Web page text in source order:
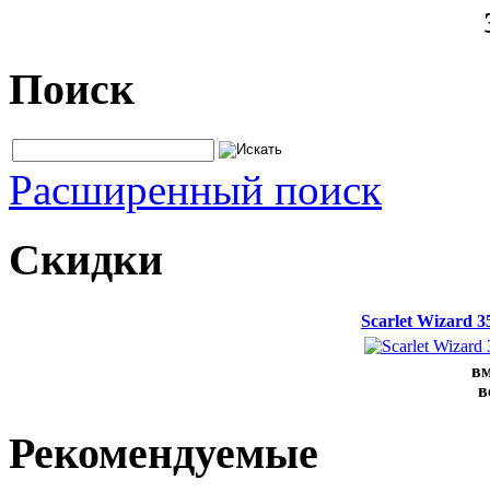
Поиск
Расширенный поиск
Скидки
Scarlet Wizard
Рекомендуемые